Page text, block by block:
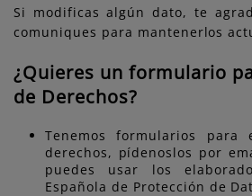
Si modificas algún dato, te
comuniques para mantenerlos
¿Quieres un formulario
de Derechos?
Tenemos formularios
derechos, pídenoslos por
puedes usar los
Española de Protección de